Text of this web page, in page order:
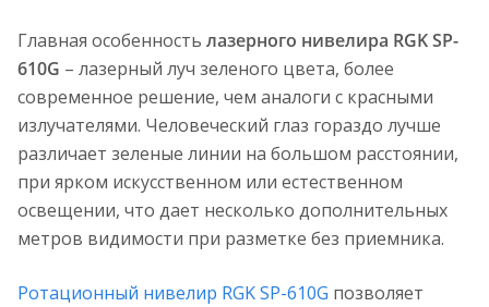
Главная особенность лазерного нивелира RGK SP-
610G – лазерный луч зеленого цвета, более
современное решение, чем аналоги с красными
излучателями. Человеческий глаз гораздо лучше
различает зеленые линии на большом расстоянии,
при ярком искусственном или естественном
освещении, что дает несколько дополнительных
метров видимости при разметке без приемника.
Ротационный нивелир RGK SP-610G позволяет